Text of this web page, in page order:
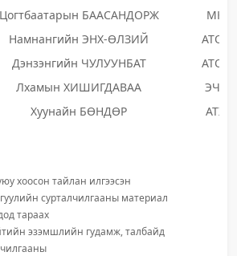
Цогтбаатарын БААСАНДОРЖ
МКН
Намнангийн ЭНХ-ӨЛЗИЙ
АТОЗН
Дэнзэнгийн ЧУЛУУНБАТ
АТОЗН
Лхамын ХИШИГДАВАА
ЭЧХН
Хуунайн БӨНДӨР АТХН
хоосон тайлан илгээсэн
сурталчилгааны материал
тараах
эзэмшлийн гудамж, талбайд